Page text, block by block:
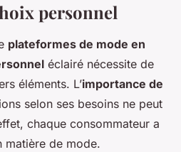
personnel
plateformes de mode en
éclairé nécessite de
éléments. L’importance de
selon ses besoins ne peut
chaque consommateur a
matière de mode.